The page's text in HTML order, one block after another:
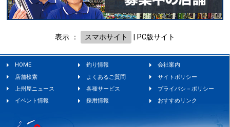
表示 ： スマホサイト PC版サイト
HOME 釣り情報
会社案内
店舗検索
よくあるご質問
サイトポリシー
上州屋ニュース
各種サービス
プライバシ－ポリシー
イベント情報
採用情報 おすすめリンク